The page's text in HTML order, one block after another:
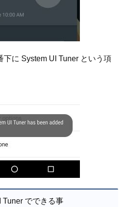
下に System UI Tuner という項
Tuner でできる事